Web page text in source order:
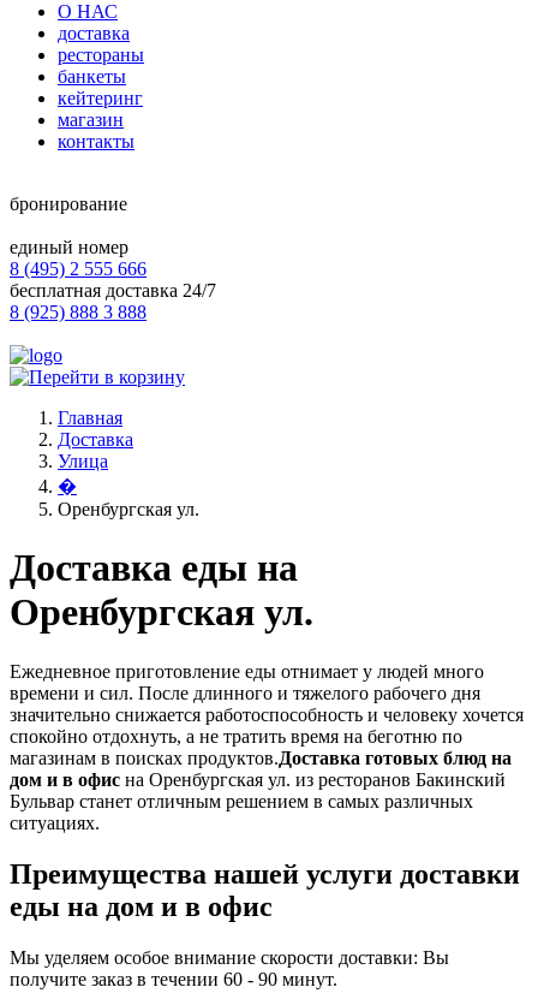
О НАС
доставка
рестораны
банкеты
кейтеринг
магазин
контакты
бронирование
единый номер
8 (495) 2 555 666
бесплатная доставка 24/7
8 (925) 888 3 888
Главная
Доставка
Улица
�
Оренбургская ул.
Доставка еды на
Оренбургская ул.
Ежедневное приготовление еды отнимает у людей много
времени и сил. После длинного и тяжелого рабочего дня
значительно снижается работоспособность и человеку хочется
спокойно отдохнуть, а не тратить время на беготню по
магазинам в поисках продуктов.Доставка готовых блюд на
дом и в офис на Оренбургская ул. из ресторанов Бакинский
Бульвар станет отличным решением в самых различных
ситуациях.
Преимущества нашей услуги доставки
еды на дом и в офис
Мы уделяем особое внимание скорости доставки: Вы
получите заказ в течении 60 - 90 минут.